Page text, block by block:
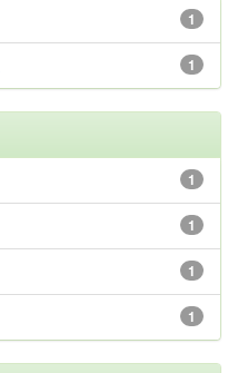
1
1
1
1
1
1